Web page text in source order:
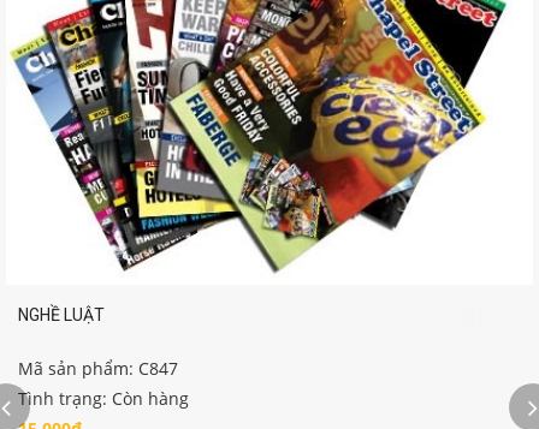
NGHỀ LUẬT
Mã sản phẩm: C847
Tình trạng: Còn hàng